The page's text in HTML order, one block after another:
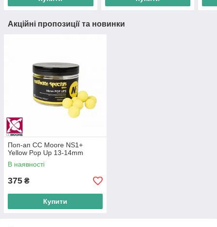
Акційні пропозиції та новинки
Поп-ап CC Moore NS1+
Yellow Pop Up 13-14mm
В наявності
375 ₴
Купити